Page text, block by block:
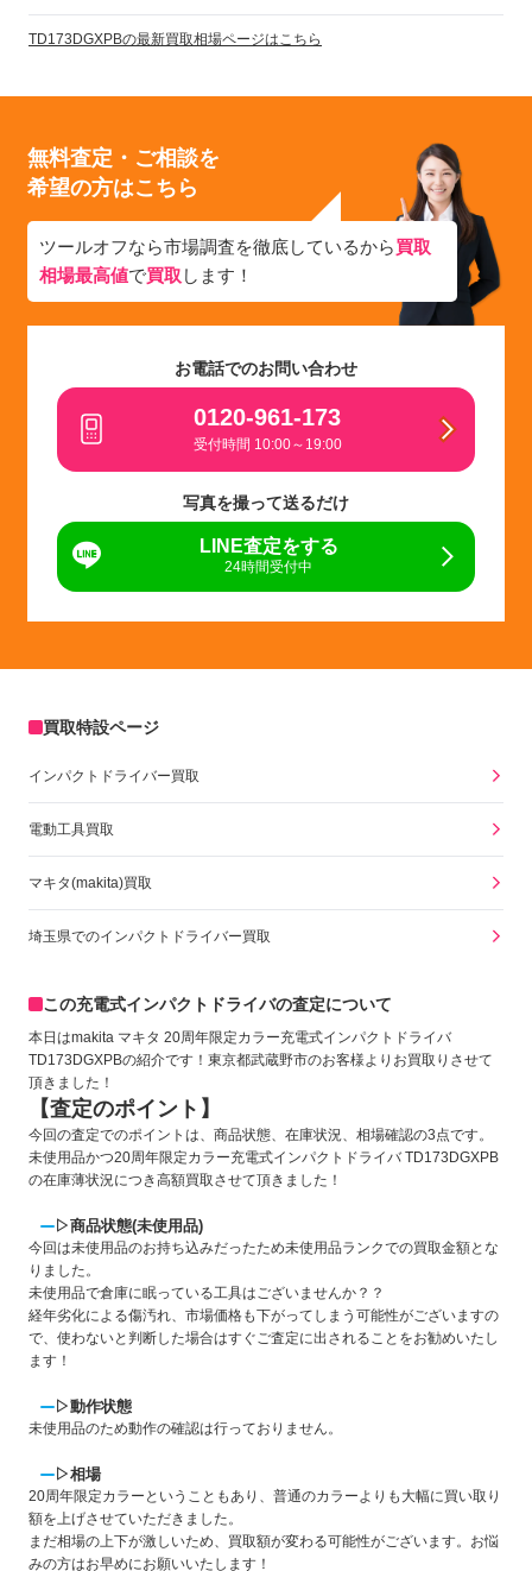
TD173DGXPBの最新買取相場ページはこちら
無料査定・ご相談を
希望の方はこちら
ツールオフなら市場調査を徹底しているから買取
相場最高値で買取 します！
お電話でのお問い合わせ
0120-961-173
受付時間 10:00～19:00
写真を撮って送るだけ
LINE査定をする
24時間受付中
買取特設ページ
インパクトドライバー買取
電動工具買取
マキタ(makita)買取
埼玉県でのインパクトドライバー買取
この充電式インパクトドライバの査定について
本日はmakita マキタ 20周年限定カラー充電式インパクトドライバ
TD173DGXPBの紹介です！東京都武蔵野市のお客様よりお買取りさせて
頂きました！
【査定のポイント】
今回の査定でのポイントは、商品状態、在庫状況、相場確認の3点です。
未使用品かつ20周年限定カラー充電式インパクトドライバ TD173DGXPB
の在庫薄状況につき高額買取させて頂きました！
▷商品状態(未使用品)
今回は未使用品のお持ち込みだったため未使用品ランクでの買取金額とな
りました。
未使用品で倉庫に眠っている工具はございませんか？？
経年劣化による傷汚れ、市場価格も下がってしまう可能性がございますの
で、使わないと判断した場合はすぐご査定に出されることをお勧めいたし
ます！
▷動作状態
未使用品のため動作の確認は行っておりません。
▷相場
20周年限定カラーということもあり、普通のカラーよりも大幅に買い取り
額を上げさせていただきました。
まだ相場の上下が激しいため、買取額が変わる可能性がございます。お悩
みの方はお早めにお願いいたします！